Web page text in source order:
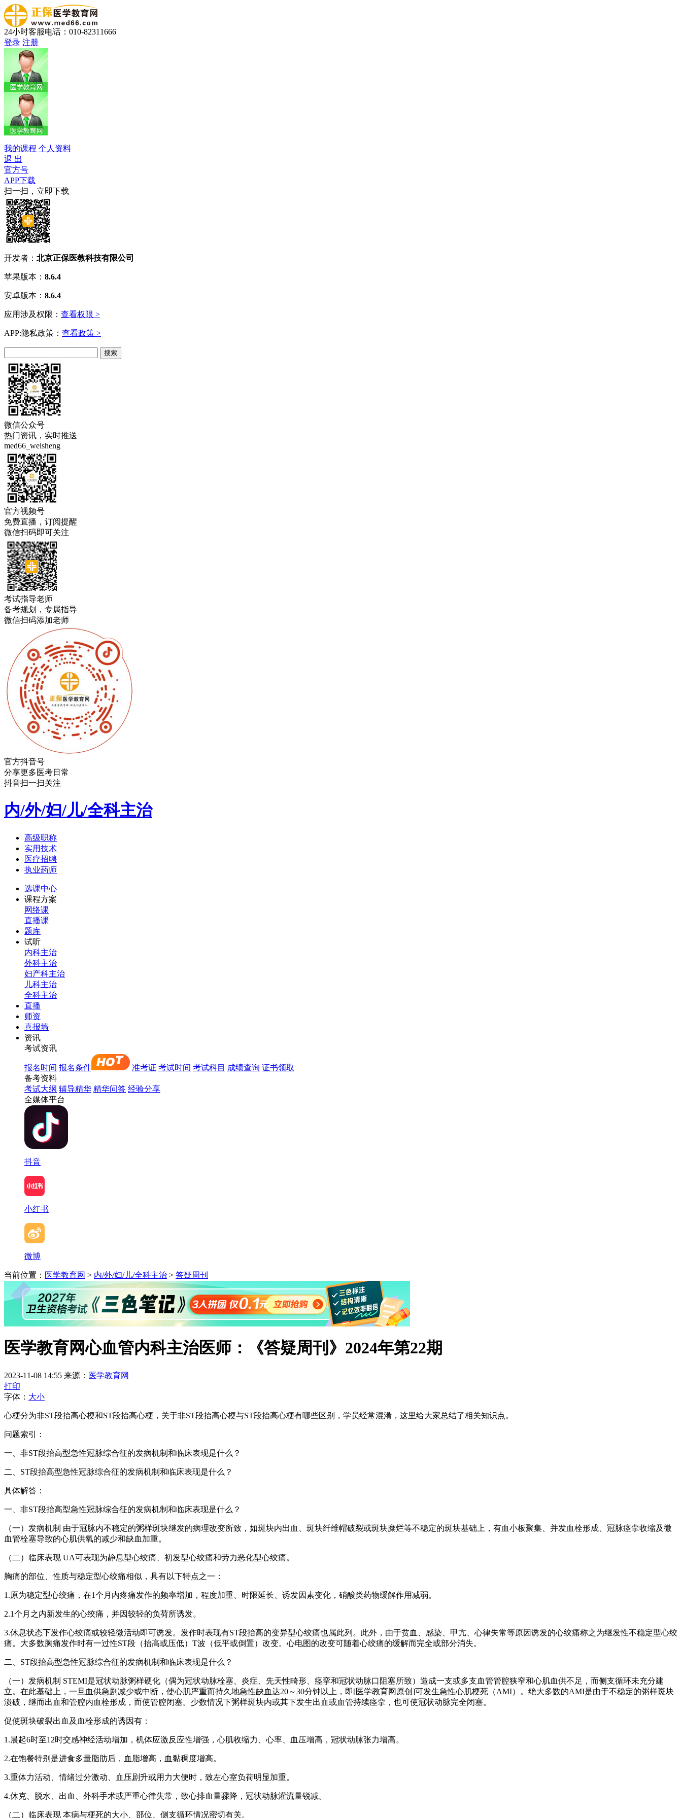
24小时客服电话：010-82311666
登录 注册
我的课程 个人资料
退 出
官方号
APP下载
扫一扫，立即下载
开发者： 北京正保医教科技有限公司
苹果版本： 8.6.4
安卓版本： 8.6.4
应用涉及权限： 查看权限 >
APP:隐私政策： 查看政策 >
微信公众号
热门资讯，实时推送
med66_weisheng
官方视频号
免费直播，订阅提醒
微信扫码即可关注
考试指导老师
备考规划，专属指导
微信扫码添加老师
官方抖音号
分享更多医考日常
抖音扫一扫关注
内/外/妇/儿/全科主治
高级职称
实用技术
医疗招聘
执业药师
选课中心
课程方案
网络课
直播课
题库
试听
内科主治
外科主治
妇产科主治
儿科主治
全科主治
直播
师资
喜报墙
资讯
考试资讯
报名时间 报名条件 准考证 考试时间 考试科目 成绩查询 证书领取
备考资料
考试大纲 辅导精华 精华问答 经验分享
全媒体平台
抖音
小红书
微博
当前位置： 医学教育网 > 内/外/妇/儿/全科主治 > 答疑周刊
医学教育网心血管内科主治医师：《答疑周刊》2024年第22期
2023-11-08 14:55 来源： 医学教育网
打印
字体： 大小
心梗分为非ST段抬高心梗和ST段抬高心梗，关于非ST段抬高心梗与ST段抬高心梗有哪些区别，学员经常混淆，这里给大家总结了相关知识点。
问题索引：
一、非ST段抬高型急性冠脉综合征的发病机制和临床表现是什么？
二、ST段抬高型急性冠脉综合征的发病机制和临床表现是什么？
具体解答：
一、非ST段抬高型急性冠脉综合征的发病机制和临床表现是什么？
（一）发病机制 由于冠脉内不稳定的粥样斑块继发的病理改变所致，如斑块内出血、斑块纤维帽破裂或斑块糜烂等不稳定的斑块基础上，有血小板聚集、并发血栓形成、冠脉痉挛收缩及微
血管栓塞导致的心肌供氧的减少和缺血加重。
（二）临床表现 UA可表现为静息型心绞痛、初发型心绞痛和劳力恶化型心绞痛。
胸痛的部位、性质与稳定型心绞痛相似，具有以下特点之一：
1.原为稳定型心绞痛，在1个月内疼痛发作的频率增加，程度加重、时限延长、诱发因素变化，硝酸类药物缓解作用减弱。
2.1个月之内新发生的心绞痛，并因较轻的负荷所诱发。
3.休息状态下发作心绞痛或较轻微活动即可诱发。发作时表现有ST段抬高的变异型心绞痛也属此列。此外，由于贫血、感染、甲亢、心律失常等原因诱发的心绞痛称之为继发性不稳定型心绞
痛。大多数胸痛发作时有一过性ST段（抬高或压低）T波（低平或倒置）改变。心电图的改变可随着心绞痛的缓解而完全或部分消失。
二、ST段抬高型急性冠脉综合征的发病机制和临床表现是什么？
（一）发病机制 STEMI是冠状动脉粥样硬化（偶为冠状动脉栓塞、炎症、先天性畸形、痉挛和冠状动脉口阻塞所致）造成一支或多支血管管腔狭窄和心肌血供不足，而侧支循环未充分建
立。在此基础上，一旦血供急剧减少或中断，使心肌严重而持久地急性缺血达20～30分钟以上，即[医学教育网原创]可发生急性心肌梗死（AMI）。绝大多数的AMI是由于不稳定的粥样斑块
溃破，继而出血和管腔内血栓形成，而使管腔闭塞。少数情况下粥样斑块内或其下发生出血或血管持续痉挛，也可使冠状动脉完全闭塞。
促使斑块破裂出血及血栓形成的诱因有：
1.晨起6时至12时交感神经活动增加，机体应激反应性增强，心肌收缩力、心率、血压增高，冠状动脉张力增高。
2.在饱餐特别是进食多量脂肪后，血脂增高，血黏稠度增高。
3.重体力活动、情绪过分激动、血压剧升或用力大便时，致左心室负荷明显加重。
4.休克、脱水、出血、外科手术或严重心律失常，致心排血量骤降，冠状动脉灌流量锐减。
（二）临床表现 本病与梗死的大小、部位、侧支循环情况密切有关。